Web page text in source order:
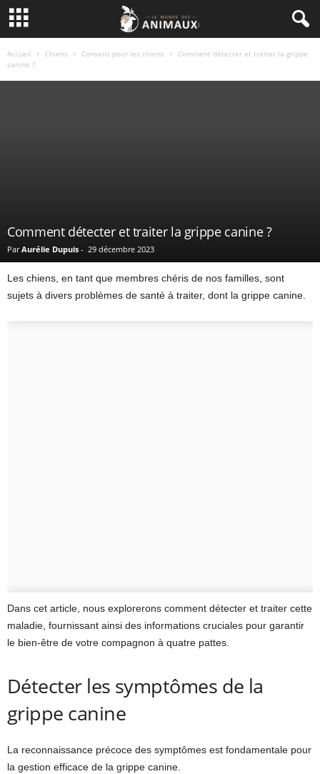
Accueil Chiens Conseils pour les chiens
Comment détecter et traiter la grippe
canine ?
Comment détecter et traiter la grippe canine ?
Par Aurélie Dupuis - 29 décembre 2023
Les chiens, en tant que membres chéris de nos familles, sont
sujets à divers problèmes de santé à traiter, dont la grippe canine.
Dans cet article, nous explorerons comment détecter et traiter cette
maladie, fournissant ainsi des informations cruciales pour garantir
le bien-être de votre compagnon à quatre pattes.
Détecter les symptômes de la
grippe canine
La reconnaissance précoce des symptômes est fondamentale pour
la gestion efficace de la grippe canine.